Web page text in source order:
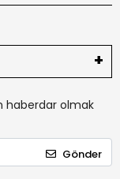
haberdar olmak
Gönder